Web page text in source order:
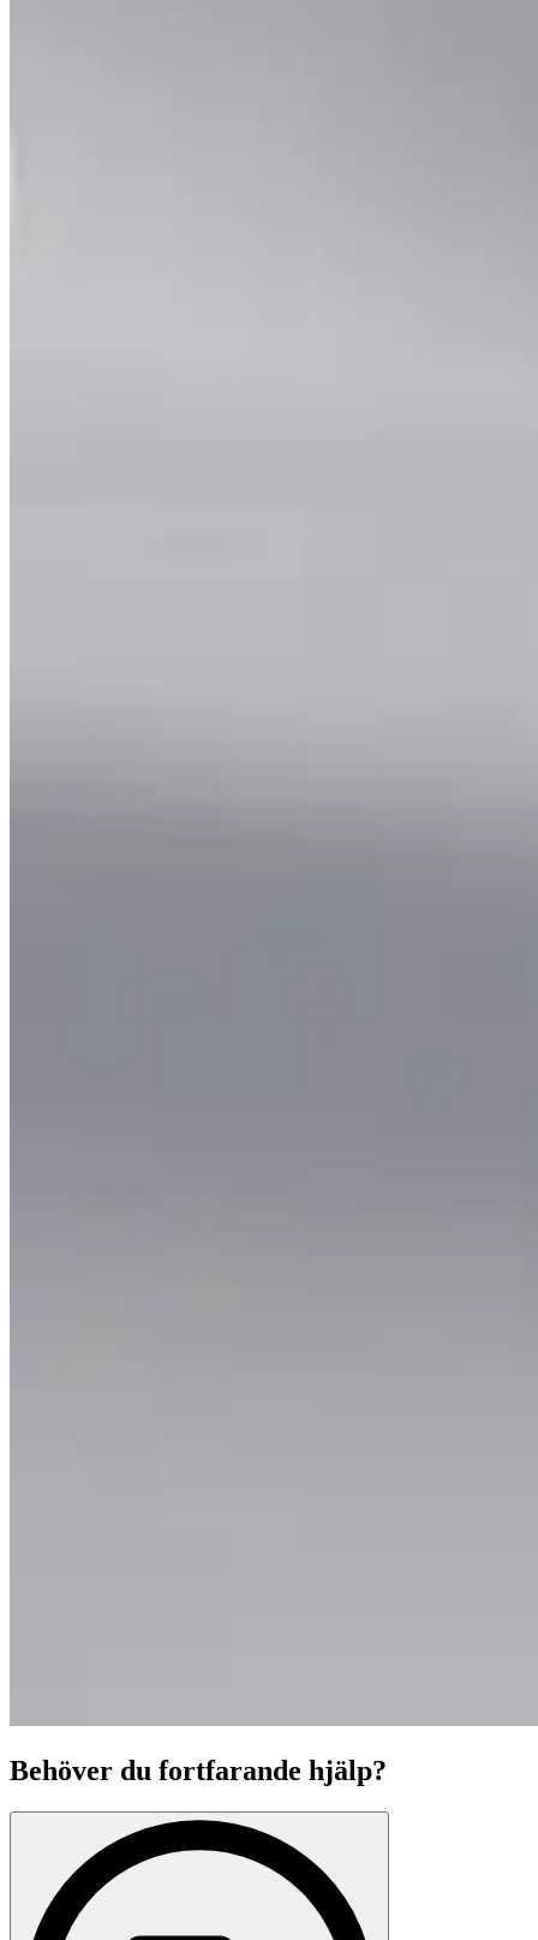
Behöver du fortfarande hjälp?